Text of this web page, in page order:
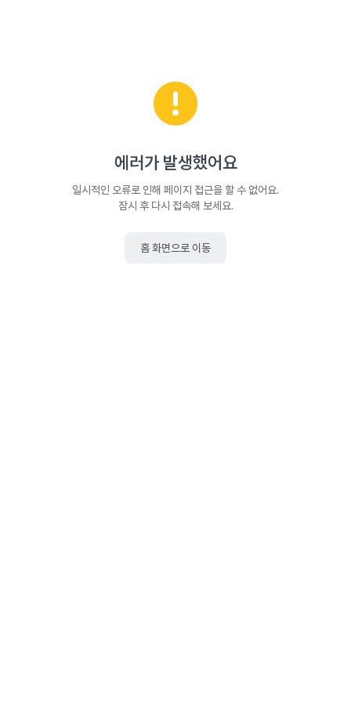
에러가 발생했어요
일시적인 오류로 인해 페이지 접근을 할 수 없어요.
잠시 후 다시 접속해 보세요.
홈 화면으로 이동